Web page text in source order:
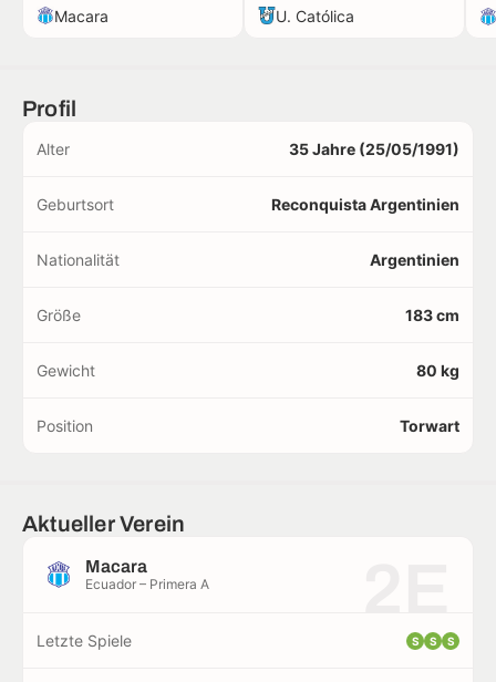
Macara
U. Católica
Profil
Alter 35 Jahre (25/05/1991)
Geburtsort Reconquista Argentinien
Nationalität Argentinien
Größe 183 cm
Gewicht 80 kg
Position Torwart
Aktueller Verein
Macara
Ecuador – Primera A
Letzte Spiele S S S